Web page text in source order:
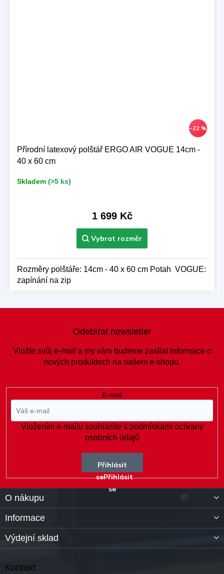
–22 %
Přírodní latexový polštář ERGO AIR VOGUE 14cm -
40 x 60 cm
Skladem (>5 ks)
1 699 Kč
Rozměry polštáře: 14cm - 40 x 60 cm Potah VOGUE:
zapínání na zip
Odebírat newsletter
Vložte svůj e-mail a my vám budeme zasílat informace o
nových produktech na našem e-shopu.
E-mail
Vložením e-mailu souhlasíte s podmínkami ochrany
osobních údajů
Přihlásit
se
O nákupu
Informace
Výdejní sklad
Kontakt